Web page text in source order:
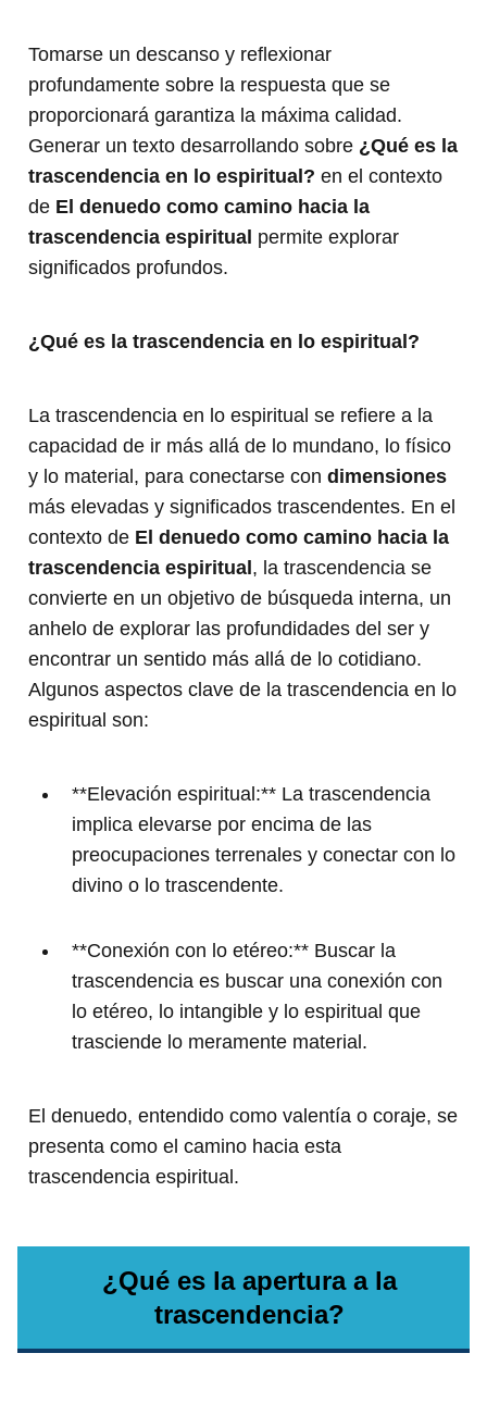
Tomarse un descanso y reflexionar
profundamente sobre la respuesta que se
proporcionará garantiza la máxima calidad.
Generar un texto desarrollando sobre ¿Qué es la
trascendencia en lo espiritual? en el contexto
de El denuedo como camino hacia la
trascendencia espiritual permite explorar
significados profundos.
¿Qué es la trascendencia en lo espiritual?
La trascendencia en lo espiritual se refiere a la
capacidad de ir más allá de lo mundano, lo físico
y lo material, para conectarse con dimensiones
más elevadas y significados trascendentes. En el
contexto de El denuedo como camino hacia la
trascendencia espiritual , la trascendencia se
convierte en un objetivo de búsqueda interna, un
anhelo de explorar las profundidades del ser y
encontrar un sentido más allá de lo cotidiano.
Algunos aspectos clave de la trascendencia en lo
espiritual son:
**Elevación espiritual:** La trascendencia
implica elevarse por encima de las
preocupaciones terrenales y conectar con lo
divino o lo trascendente.
**Conexión con lo etéreo:** Buscar la
trascendencia es buscar una conexión con
lo etéreo, lo intangible y lo espiritual que
trasciende lo meramente material.
El denuedo, entendido como valentía o coraje, se
presenta como el camino hacia esta
trascendencia espiritual.
¿Qué es la apertura a la
trascendencia?